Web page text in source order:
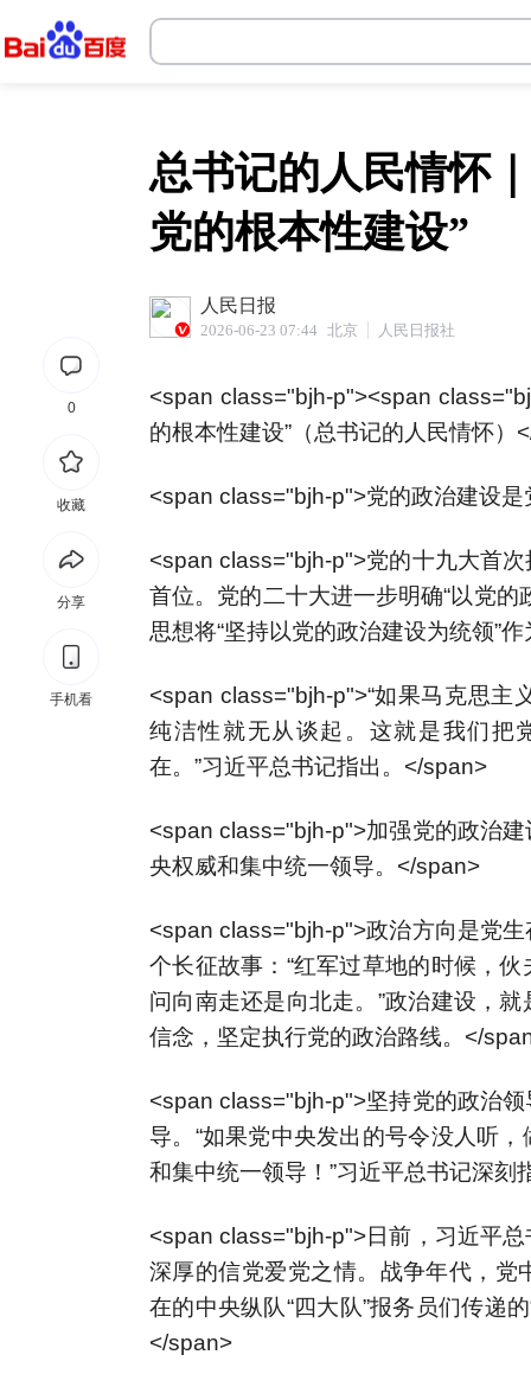
总书记的人民情怀
党的根本性建设”
人民日报
2026-06-23 07:44 北京 人民日报社
<span class="bjh-p"><span
的根本性建设”（总书记的人民情怀）
<span class="bjh-p">党的政治建设
<span class="bjh-p">党的十九大首
首位。党的二十大进一步明确“以党
思想将“坚持以党的政治建设为统领”
<span class="bjh-p">“如果马克思
纯洁性就无从谈起。这就是我们把
在。”习近平总书记指出。</span>
<span class="bjh-p">加强党的政治
央权威和集中统一领导。</span>
<span class="bjh-p">政治方向是党
个长征故事：“红军过草地的时候，
问向南走还是向北走。”政治建设，
信念，坚定执行党的政治路线。</
<span class="bjh-p">坚持党的政治
导。“如果党中央发出的号令没人听
和集中统一领导！”习近平总书记深刻
<span class="bjh-p">日前，习近平
深厚的信党爱党之情。战争年代，
在的中央纵队“四大队”报务员们传递
</span>
0
收藏
分享
手机看